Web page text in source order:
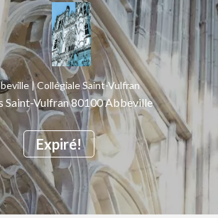
Expiré!
| Collégiale Saint-Vulfran
Saint-Vulfran 80100 Abbeville